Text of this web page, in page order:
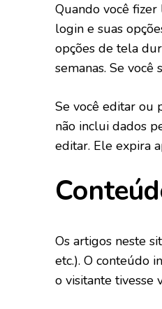
Quando você
login e suas
opções de tela
semanas. Se você
Se você editar ou
não inclui dados
editar. Ele expira
Os artigos neste
etc.). O conteúdo
o visitante tivesse